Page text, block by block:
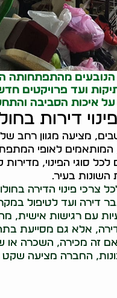
הנובעים
ועד פרויקטים
איכות הסביבה
דירות
עיר במרכז הארץ עם כ-200,000
המותאמים לאופי
לכל סוגי הפינוי,
השונות בעיר.
צרכי פינוי הדירה
דירה ועד לטיפול
עם רגישות אישית,
אלא גם מסייעת
זה מכירה, השכרה או
החברה מציעה שקט